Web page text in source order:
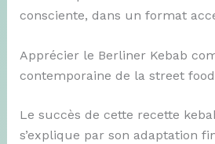
consciente, dans un format
Apprécier le Berliner Kebab
contemporaine de la street food
Le succès de cette recette
s’explique par son adaptation